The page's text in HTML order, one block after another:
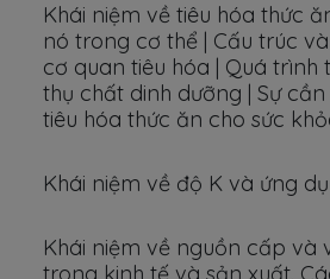
Khái niệm về tiêu hóa thức
nó trong cơ thể | Cấu trúc
cơ quan tiêu hóa | Quá trình
thụ chất dinh dưỡng | Sự
tiêu hóa thức ăn cho sức
Khái niệm về độ K và ứng
Khái niệm về nguồn cấp và